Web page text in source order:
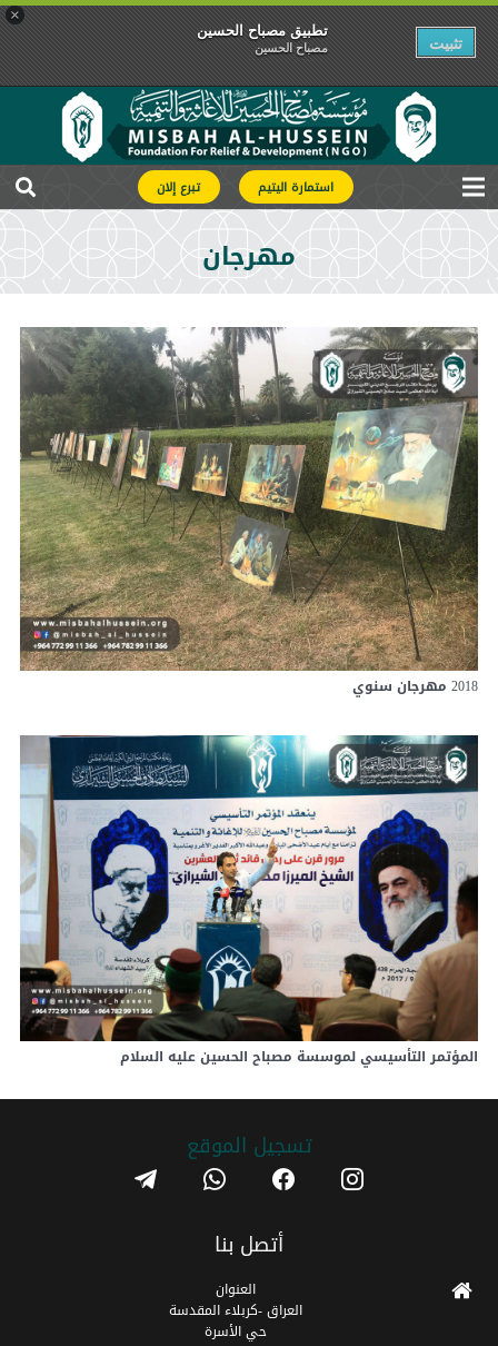
×
تطبیق مصباح الحسین
مصباح الحسین تثبیت
استمارة اليتيم تبرع إلان
مهرجان
2018 مهرجان سنوي
المؤتمر التأسيسي لموسسة مصباح الحسين عليه السلام
تسجیل الموقع instagram
facebook
whatsapp
telegram
أتصل بنا
العنوان
العراق -كربلاء المقدسة
حي الأسرة